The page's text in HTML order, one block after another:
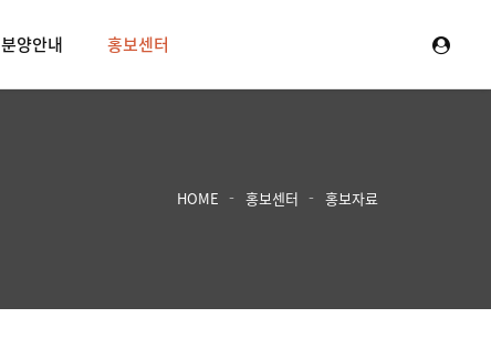
분양안내 홍보센터
HOME 홍보센터 홍보자료